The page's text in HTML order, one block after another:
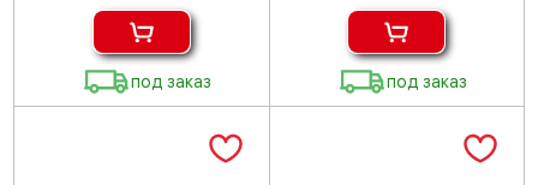
под заказ под заказ